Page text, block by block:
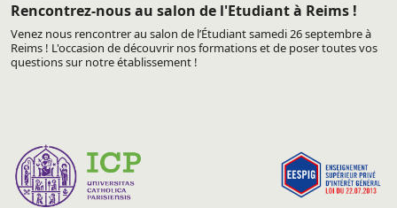
Rencontrez-nous au salon de l'Etudiant à Reims !
Venez nous rencontrer au salon de l’Étudiant samedi 26 septembre à
Reims ! L'occasion de découvrir nos formations et de poser toutes vos
questions sur notre établissement !